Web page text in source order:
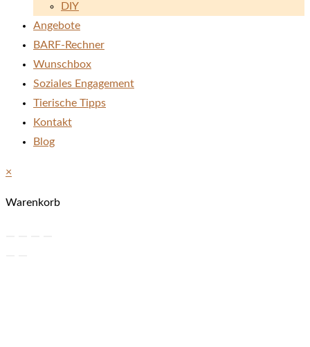
DIY
Angebote
BARF-Rechner
Wunschbox
Soziales Engagement
Tierische Tipps
Kontakt
Blog
×
Warenkorb